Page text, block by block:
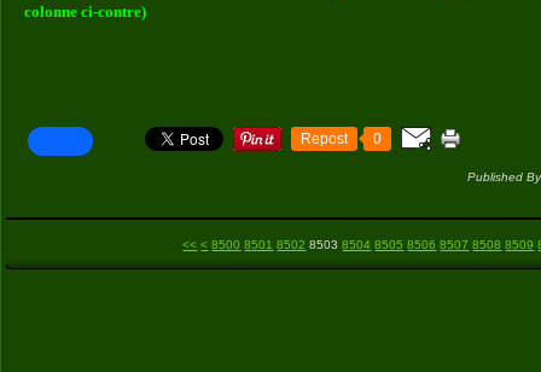
colonne ci-contre)
Repost 0
Published
<< < 8500 8501 8502 8503 8504 8505 8506 8507 8508 8509